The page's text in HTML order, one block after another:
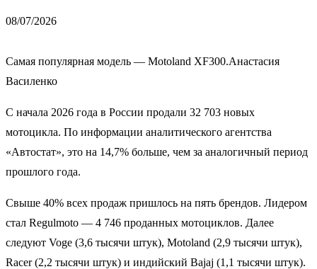
08/07/2026
Самая популярная модель — Motoland XF300.Анастасия
Василенко
С начала 2026 года в России продали 32 703 новых
мотоцикла. По информации аналитического агентства
«Автостат», это на 14,7% больше, чем за аналогичный период
прошлого года.
Свыше 40% всех продаж пришлось на пять брендов. Лидером
стал Regulmoto — 4 746 проданных мотоциклов. Далее
следуют Voge (3,6 тысячи штук), Motoland (2,9 тысячи штук),
Racer (2,2 тысячи штук) и индийский Bajaj (1,1 тысячи штук).